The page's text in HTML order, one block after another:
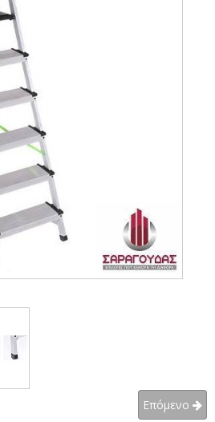
Επόμενο